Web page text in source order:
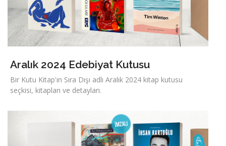
Aralık 2024 Edebiyat Kutusu
Bir Kutu Kitap'ın Sıra Dışı adlı Aralık 2024 kitap kutusu
seçkisi, kitapları ve detayları.